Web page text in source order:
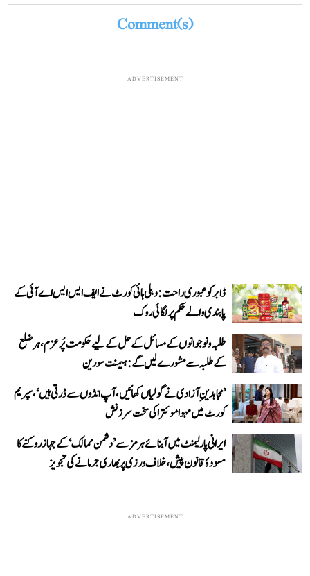
Comment(s)
ADVERTISEMENT
ڈابر کو عبوری راحت: دہلی ہائی کورٹ نے ایف ایس ایس اے آئی کے
پابندی والے حکم پر لگائی روک
طلبہ و نوجوانوں کے مسائل کے حل کے لیے حکومت پُرعزم، ہر ضلع
کے طلبہ سے مشورے لیں گے: ہیمنت سورین
’مجاہدینِ آزادی نے گولیاں کھائیں، آپ انڈوں سے ڈرتی ہیں‘، سپریم
کورٹ میں مہوا موئترا کی سخت سرزنش
ایرانی پارلیمنٹ میں آبنائے ہرمز سے ’دشمن ممالک‘ کے جہاز روکنے کا
مسودۂ قانون پیش، خلاف ورزی پر بھاری جرمانے کی تجویز
ADVERTISEMENT